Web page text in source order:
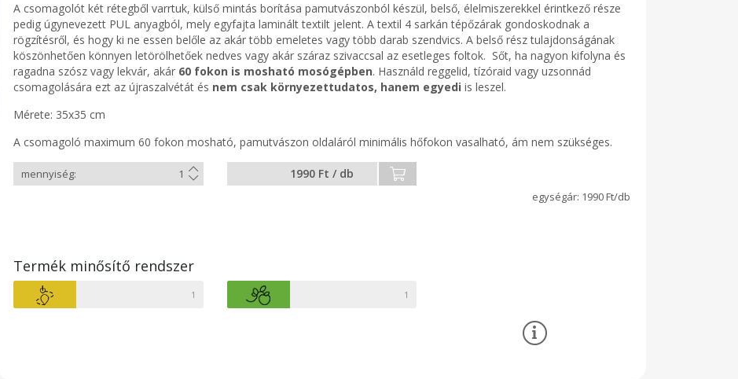
A csomagolót két rétegből varrtuk, külső mintás borítása pamutvászonból készül, belső, élelmiszerekkel érintkező része
pedig úgynevezett PUL anyagból, mely egyfajta laminált textilt jelent. A textil 4 sarkán tépőzárak gondoskodnak a
rögzítésről, és hogy ki ne essen belőle az akár több emeletes vagy több darab szendvics. A belső rész tulajdonságának
köszönhetően könnyen letörölhetőek nedves vagy akár száraz szivaccsal az esetleges foltok. Sőt, ha nagyon kifolyna és
ragadna szósz vagy lekvár, akár 60 fokon is mosható mosógépben. Használd reggelid, tízóraid vagy uzsonnád
csomagolására ezt az újraszalvétát és nem csak környezettudatos, hanem egyedi is leszel.
Mérete: 35x35 cm
A csomagoló maximum 60 fokon mosható, pamutvászon oldaláról minimális hőfokon vasalható, ám nem szükséges.
1990 Ft / db
1990 Ft/db
Termék minősítő rendszer
1 1